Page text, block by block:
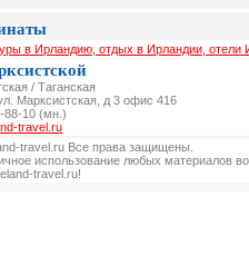
в Ирландию, отдых в Ирландии, отели
/ Таганская
Марксистская, д 3 офис 416
88-10 (мн.)
travel.ru
travel.ru Все права защищены.
использование любых материалов
travel.ru!